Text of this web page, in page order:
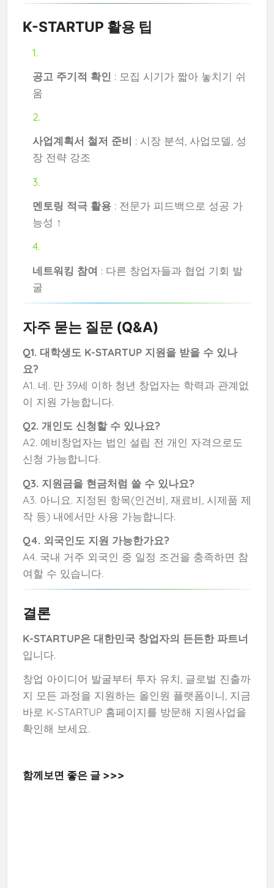
K-STARTUP 활용 팁
공고 주기적 확인 : 모집 시기가 짧아 놓치기 쉬
움
사업계획서 철저 준비 : 시장 분석, 사업모델, 성
장 전략 강조
멘토링 적극 활용: 전문가 피드백으로 성공 가
능성 ↑
네트워킹 참여 : 다른 창업자들과 협업 기회 발
굴
자주 묻는 질문 (Q&A)
Q1. 대학생도 K-STARTUP 지원을 받을 수 있나
요?
A1. 네. 만 39세 이하 청년 창업자는 학력과 관계없
이 지원 가능합니다.
Q2. 개인도 신청할 수 있나요?
A2. 예비창업자는 법인 설립 전 개인 자격으로도
신청 가능합니다.
Q3. 지원금을 현금처럼 쓸 수 있나요?
A3. 아니요. 지정된 항목(인건비, 재료비, 시제품 제
작 등) 내에서만 사용 가능합니다.
Q4. 외국인도 지원 가능한가요?
A4. 국내 거주 외국인 중 일정 조건을 충족하면 참
여할 수 있습니다.
결론
K-STARTUP은 대한민국 창업자의 든든한 파트너
입니다.
창업 아이디어 발굴부터 투자 유치, 글로벌 진출까
지 모든 과정을 지원하는 올인원 플랫폼이니, 지금
바로 K-STARTUP 홈페이지를 방문해 지원사업을
확인해 보세요.
함께보면 좋은 글 >>>